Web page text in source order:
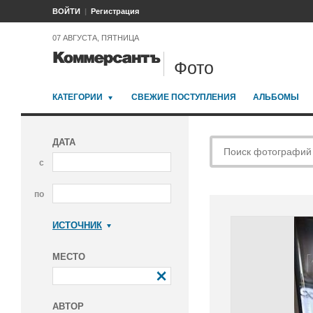
ВОЙТИ Регистрация
07 АВГУСТА, ПЯТНИЦА
Фото
КАТЕГОРИИ СВЕЖИЕ ПОСТУПЛЕНИЯ АЛЬБОМЫ
ДАТА
с
по
ИСТОЧНИК
МЕСТО
АВТОР